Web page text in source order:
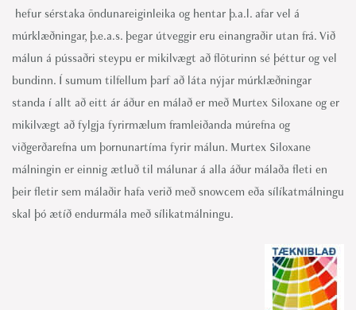
hefur sérstaka öndunareiginleika og hentar þ.a.l. afar vel á
múrklæðningar, þ.e.a.s. þegar útveggir eru einangraðir utan frá. Við
málun á pússaðri steypu er mikilvægt að flöturinn sé þéttur og vel
bundinn. Í sumum tilfellum þarf að láta nýjar múrklæðningar
standa í allt að eitt ár áður en málað er með Murtex Siloxane og er
mikilvægt að fylgja fyrirmælum framleiðanda múrefna og
viðgerðarefna um þornunartíma fyrir málun. Murtex Siloxane
málningin er einnig ætluð til málunar á alla áður málaða fleti en
þeir fletir sem málaðir hafa verið með snowcem eða sílíkatmálningu
skal þó ætíð endurmála með sílikatmálningu.